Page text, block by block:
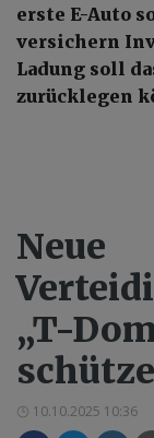
erste E-Auto
versichern
Ladung soll
zurücklegen
Neue
„T-
10.10.2025 10:36